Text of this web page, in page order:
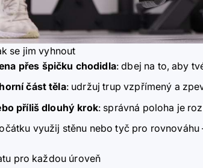
se jim vyhnout
přes špičku chodidla: dbej na to, aby
část těla: udržuj trup vzpřímený a
příliš dlouhý krok: správná poloha je
využij stěnu nebo tyč pro
pro každou úroveň